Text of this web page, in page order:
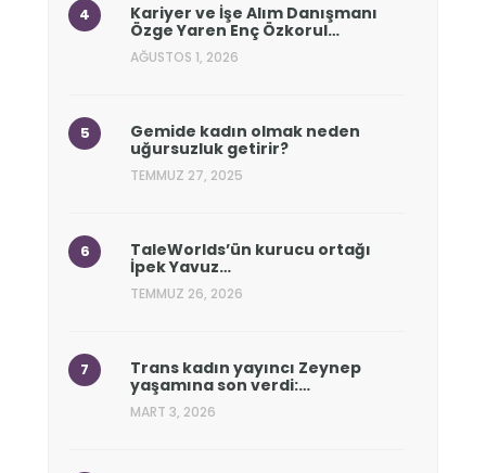
Kariyer ve İşe Alım Danışmanı
Özge Yaren Enç Özkorul…
AĞUSTOS 1, 2026
Gemide kadın olmak neden
uğursuzluk getirir?
TEMMUZ 27, 2025
TaleWorlds’ün kurucu ortağı
İpek Yavuz…
TEMMUZ 26, 2026
Trans kadın yayıncı Zeynep
yaşamına son verdi:…
MART 3, 2026